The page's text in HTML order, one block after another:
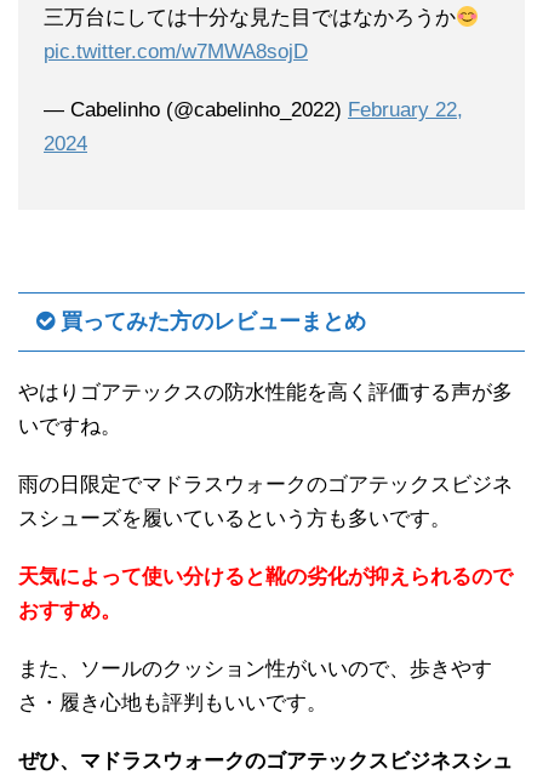
三万台にしては十分な見た目ではなかろうか
pic.twitter.com/w7MWA8sojD
— Cabelinho (@cabelinho_2022) February 22,
2024
買ってみた方のレビューまとめ
やはりゴアテックスの防水性能を高く評価する声が多
いですね。
雨の日限定でマドラスウォークのゴアテックスビジネ
スシューズを履いているという方も多いです。
天気によって使い分けると靴の劣化が抑えられるので
おすすめ。
また、ソールのクッション性がいいので、歩きやす
さ・履き心地も評判もいいです。
ぜひ、マドラスウォークのゴアテックスビジネスシュ